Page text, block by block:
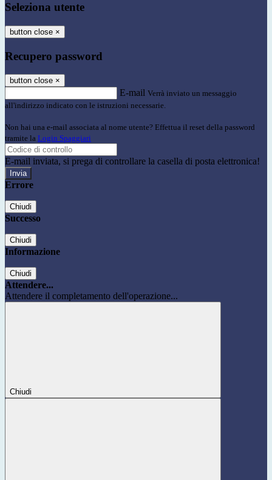
Seleziona utente
button close ×
Recupero password
button close ×
E-mail Verrà inviato un messaggio
all'indirizzo indicato con le istruzioni necessarie.
Non hai una e-mail associata al nome utente? Effettua il reset della password
tramite la Login Spaggiari
E-mail inviata, si prega di controllare la casella di posta elettronica!
Errore
Chiudi
Successo
Chiudi
Informazione
Chiudi
Attendere...
Attendere il completamento dell'operazione...
Chiudi